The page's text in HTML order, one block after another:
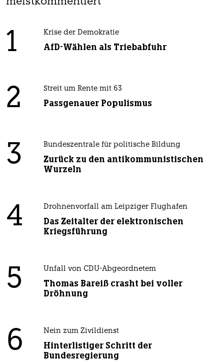
1 Krise der Demokratie
AfD-Wählen als Triebabfuhr
2 Streit um Rente mit 63
Passgenauer Populismus
3 Bundeszentrale für politische Bildung
Zurück zu den antikommunistischen
Wurzeln
4 Drohnenvorfall am Leipziger Flughafen
Das Zeitalter der elektronischen
Kriegsführung
5 Unfall von CDU-Abgeordnetem
Thomas Bareiß crasht bei voller
Dröhnung
6 Nein zum Zivildienst
Hinterlistiger Schritt der
Bundesregierung